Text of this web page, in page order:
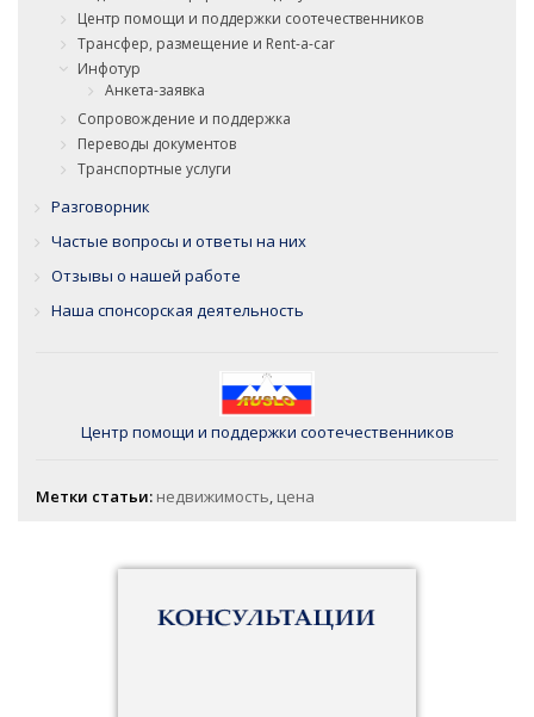
Центр помощи и поддержки соотечественников
Трансфер, размещение и Rent-a-car
Инфотур
Анкета-заявка
Сопровождение и поддержка
Переводы документов
Транспортные услуги
Разговорник
Частые вопросы и ответы на них
Отзывы о нашей работе
Наша спонсорская деятельность
Центр помощи и поддержки соотечественников
Метки статьи: недвижимость, цена